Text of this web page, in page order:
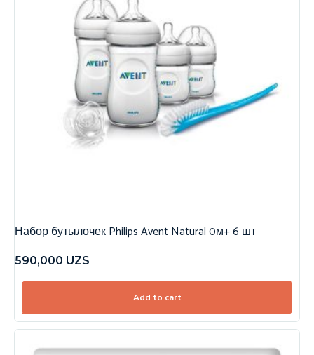
Набор бутылочек Philips Avent Natural 0м+ 6 шт
590,000 UZS
Add to cart